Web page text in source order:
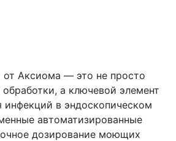
Аксиома — это не просто
а ключевой элемент
инфекций в эндоскопическом
автоматизированные
дозирование моющих